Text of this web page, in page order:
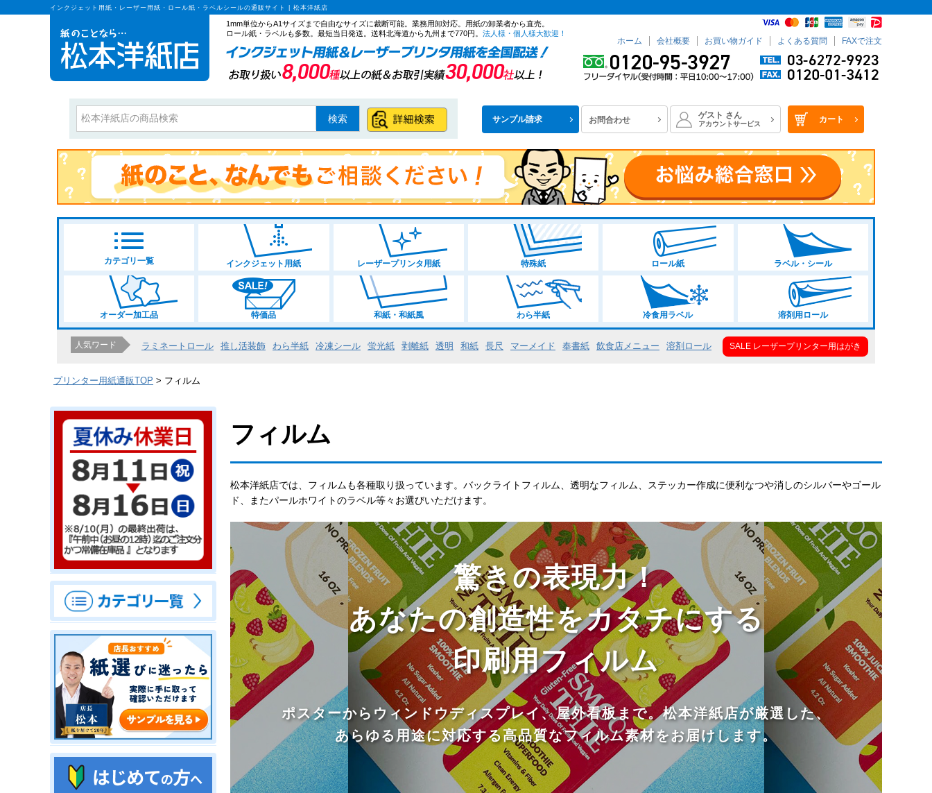
インクジェット用紙・レーザー用紙・ロール紙・ラベルシールの通販サイト | 松本洋紙店
1mm単位からA1サイズまで自由なサイズに裁断可能。業務用卸対応。用紙の卸業者から直売。
ロール紙・ラベルも多数。最短当日発送。送料北海道から九州まで770円。 法人様・個人様大歓迎！
ホーム 会社概要 お買い物ガイド よくある質問 FAXで注文
サンプル請求 お問合わせ ゲスト さん
アカウントサービス カート
検索
カテゴリ一覧 インクジェット用紙 レーザープリンタ用紙 特殊紙 ロール紙 ラベル・シール
オーダー加工品 特価品 和紙・和紙風 わら半紙 冷食用ラベル 溶剤用ロール
人気ワード ラミネートロール 推し活装飾 わら半紙 冷凍シール 蛍光紙 剥離紙 透明 和紙 長尺 マーメイド 奉書紙 飲食店メニュー 溶剤ロール SALE レーザープリンター用はがき
プリンター用紙通販TOP フィルム
フィルム
松本洋紙店では、フィルムも各種取り扱っています。バックライトフィルム、透明なフィルム、ステッカー作成に便利なつや消しのシルバーやゴール
ド、またパールホワイトのラベル等々お選びいただけます。
驚きの表現力！
あなたの創造性をカタチにする
印刷用フィルム
ポスターからウィンドウディスプレイ、屋外看板まで。松本洋紙店が厳選した、
あらゆる用途に対応する高品質なフィルム素材をお届けします。